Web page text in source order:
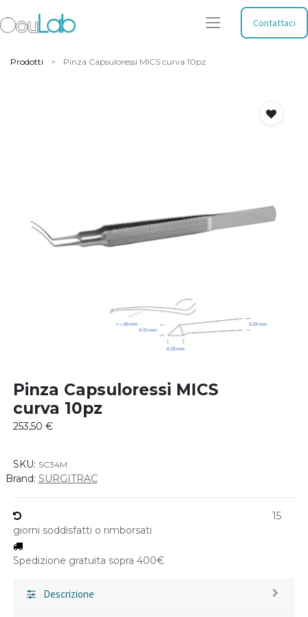
Contattaci
Prodotti Pinza Capsuloressi MICS curva 10pz
Pinza Capsuloressi MICS
curva 10pz
253,50 €
SKU: SC34M
Brand: SURGITRAC
15
giorni soddisfatti o rimborsati
Spedizione gratuita sopra 400€
Descrizione